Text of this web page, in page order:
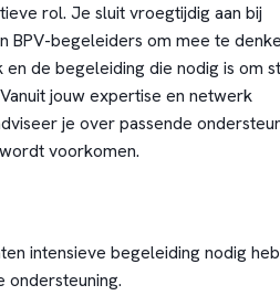
rol. Je sluit vroegtijdig aan bij
BPV-begeleiders om mee te
de begeleiding die nodig is om
jouw expertise en netwerk
je over passende
voorkomen.
intensieve begeleiding nodig
ondersteuning.